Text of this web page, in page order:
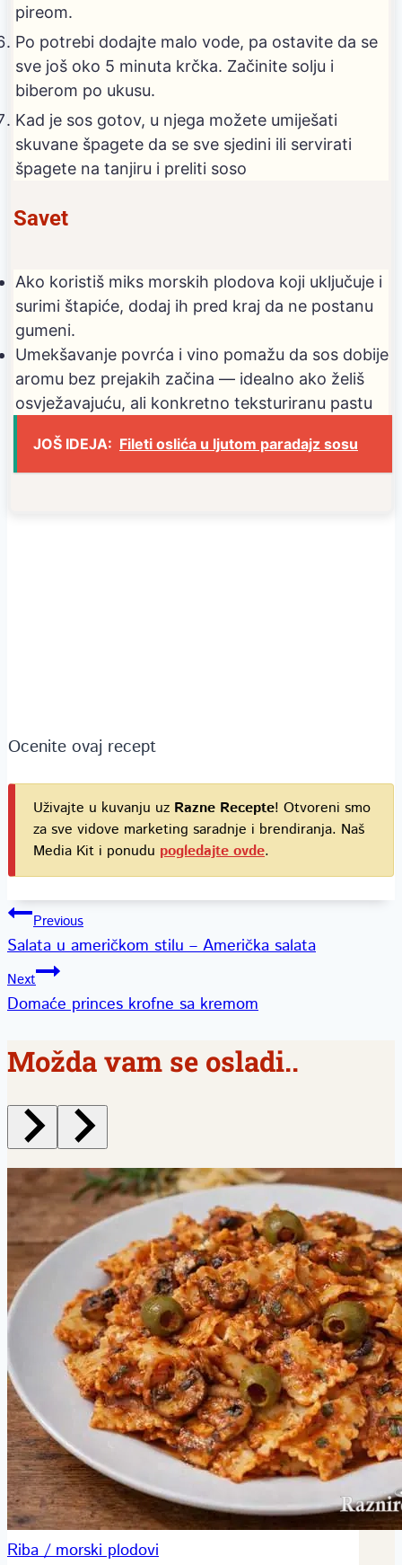
pireom.
Po potrebi dodajte malo vode, pa ostavite da se
sve još oko 5 minuta krčka. Začinite solju i
biberom po ukusu.
Kad je sos gotov, u njega možete umiješati
skuvane špagete da se sve sjedini ili servirati
špagete na tanjiru i preliti soso
Savet
Ako koristiš miks morskih plodova koji uključuje i
surimi štapiće, dodaj ih pred kraj da ne postanu
gumeni.
Umekšavanje povrća i vino pomažu da sos dobije
aromu bez prejakih začina — idealno ako želiš
osvježavajuću, ali konkretno teksturiranu pastu
JOŠ IDEJA: Fileti oslića u ljutom paradajz sosu
Ocenite ovaj recept
Uživajte u kuvanju uz Razne Recepte! Otvoreni smo
za sve vidove marketing saradnje i brendiranja. Naš
Media Kit i ponudu pogledajte ovde.
Kretanje
članka
Previous
Salata u američkom stilu – Američka salata
Next
Domaće princes krofne sa kremom
Možda vam se osladi..
Riba / morski plodovi